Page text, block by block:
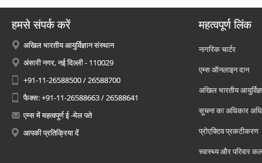
हमसे संपर्क करें
अखिल भारतीय आयुर्विज्ञान संस्थान
अंसारी नगर, नई दिल्ली - 110029
+91-11-26588500 / 26588700
फैक्स: +91-11-26588663 / 26588641
एम्स में महत्वपूर्ण ई -मेल पते
आपकी प्रतिक्रिया दें
महत्वपूर्ण लिंक
नागरिक चार्टर
एम्स ऑनलाइन दान
अखिल भारतीय
सूचना का अधिकार
प्रोएक्टिव प्रकटीकरण
स्वास्थ्य और परिवार